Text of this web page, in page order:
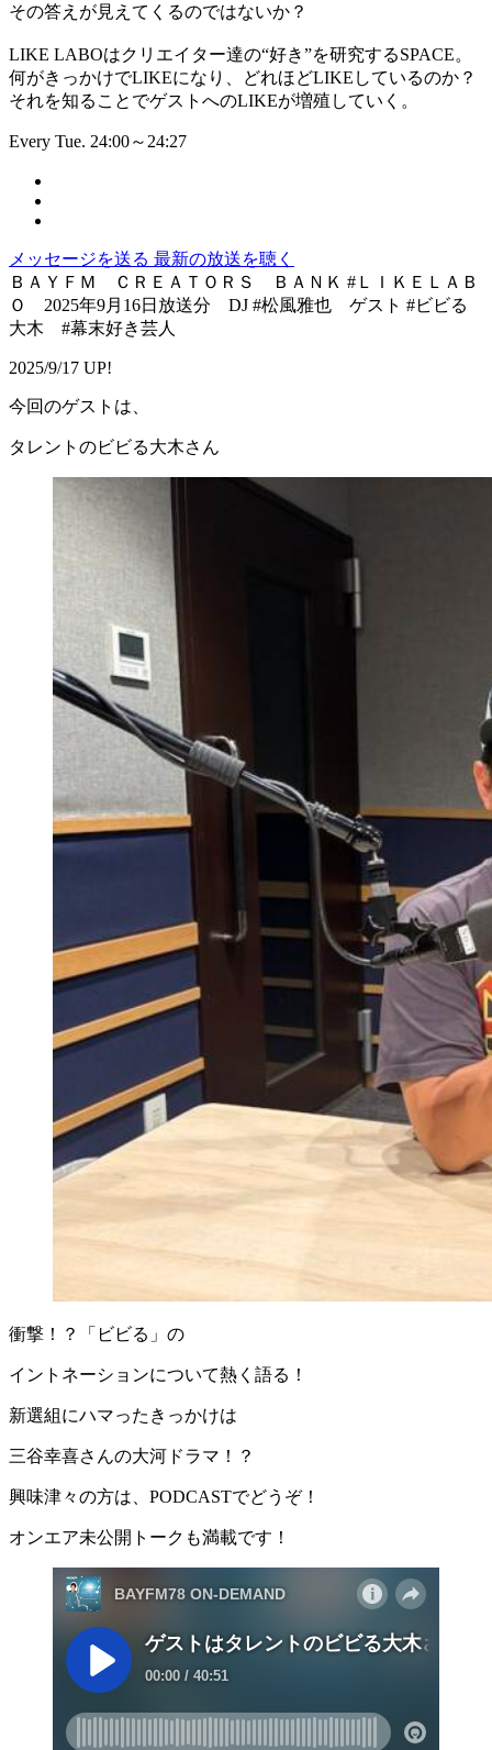
その答えが見えてくるのではないか？
LIKE LABOはクリエイター達の“好き”を研究するSPACE。
何がきっかけでLIKEになり、どれほどLIKEしているのか？
それを知ることでゲストへのLIKEが増殖していく。
Every Tue. 24:00～24:27
メッセージを送る 最新の放送を聴く
ＢＡＹＦＭ ＣＲＥＡＴＯＲＳ ＢＡＮＫ #ＬＩＫＥＬＡＢ
Ｏ 2025年9月16日放送分 DJ #松風雅也 ゲスト #ビビる
大木 #幕末好き芸人
2025/9/17 UP!
今回のゲストは、
タレントのビビる大木さん
衝撃！？「ビビる」の
イントネーションについて熱く語る！
新選組にハマったきっかけは
三谷幸喜さんの大河ドラマ！？
興味津々の方は、PODCASTでどうぞ！
オンエア未公開トークも満載です！